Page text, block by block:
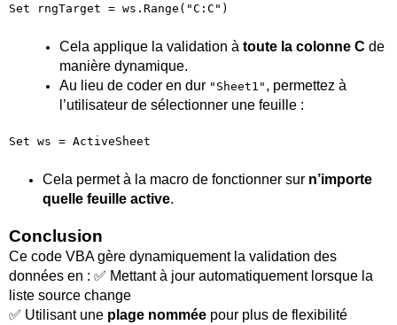
Set rngTarget = ws.Range("C:C")
Cela applique la validation àtoute la colonne C de
manière dynamique.
Au lieu de coder en dur "Sheet1" , permettez à
l’utilisateur de sélectionner une feuille :
Set ws = ActiveSheet
Cela permet à la macro de fonctionner sur n’importe
quelle feuille active.
Conclusion
Ce code VBA gère dynamiquement la validation des
données en : ✅ Mettant à jour automatiquement lorsque la
liste source change
✅ Utilisant une plage nommée pour plus de flexibilité